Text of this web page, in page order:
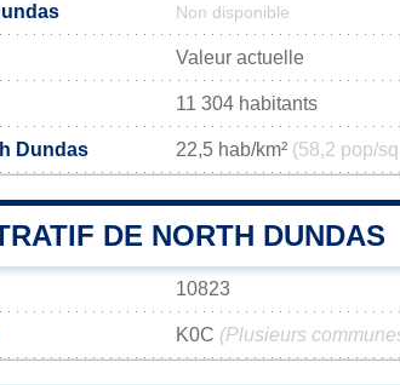
Non disponible
Valeur actuelle
11 304 habitants
Dundas 22,5 hab/km² (58,2 pop/
DE NORTH DUNDAS
10823
K0C (Plusieurs